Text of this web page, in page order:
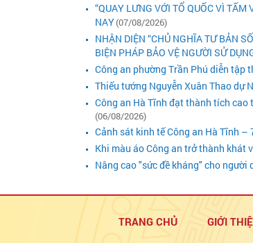
“QUAY LƯNG VỚI TỔ QUỐC VÌ
NAY(07/08/2026)
NHẬN DIỆN “CHỦ NGHĨA TƯ BẢN
BIỆN PHÁP BẢO VỆ NGƯỜI SỬ
Công an phường Trần Phú diễn tập
Thiếu tướng Nguyễn Xuân Thao dự
Công an Hà Tĩnh đạt thành tích cao
(06/08/2026)
Cảnh sát kinh tế Công an Hà Tĩnh
Khi màu áo Công an trở thành khát
Nâng cao "sức đề kháng" cho người
TRANG CHỦ GIỚI